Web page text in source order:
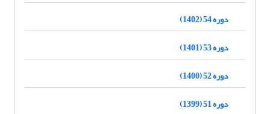
دوره 54 (1402)
دوره 53 (1401)
دوره 52 (1400)
دوره 51 (1399)